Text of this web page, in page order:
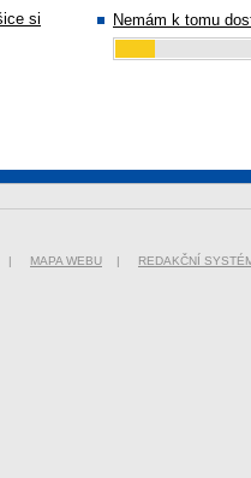
si
Nemám k tomu
| MAPA WEBU | REDAKČNÍ